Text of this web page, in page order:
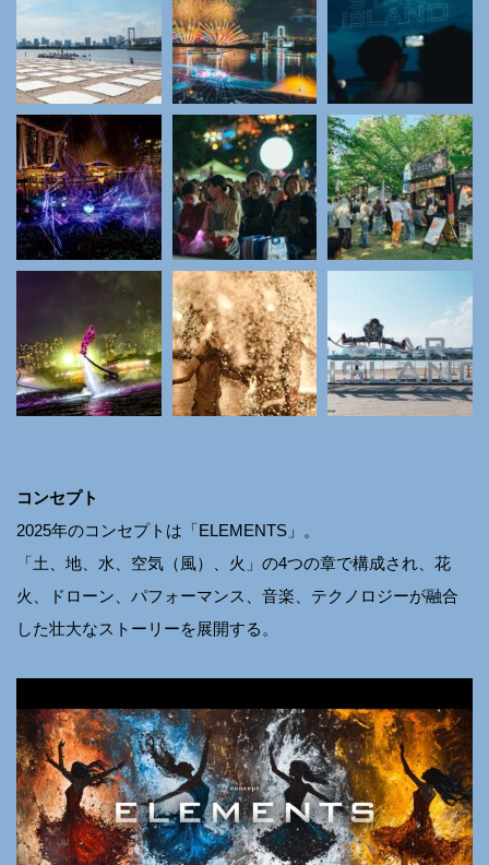
コンセプト
2025年のコンセプトは「ELEMENTS」。
「土、地、水、空気（風）、火」の4つの章で構成され、花
火、ドローン、パフォーマンス、音楽、テクノロジーが融合
した壮大なストーリーを展開する。